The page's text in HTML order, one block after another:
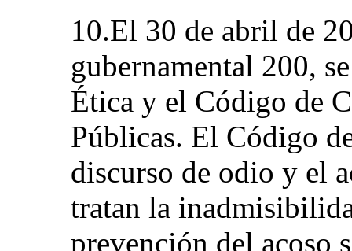
10.El 30 de abril de
gubernamental 200,
Ética y el Código de
Públicas. El Código
discurso de odio y el
tratan la
prevención del acoso